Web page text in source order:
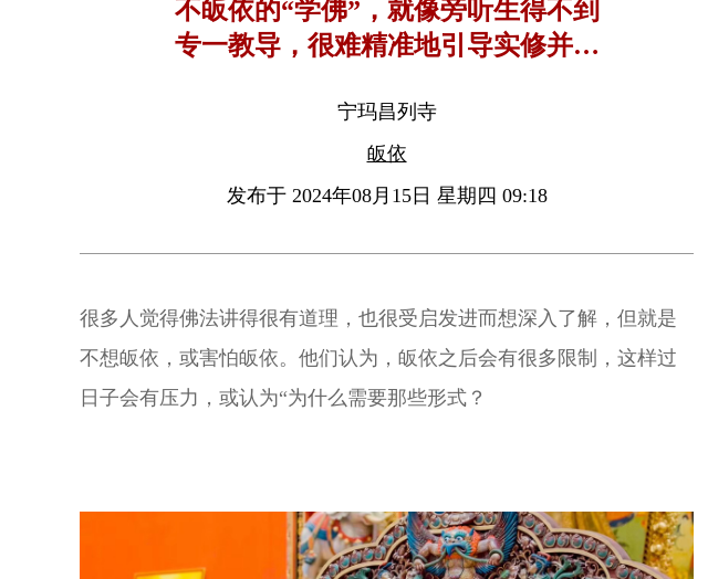
不皈依的“学佛”，就像旁听生得不到
专一教导，很难精准地引导实修并获
宁玛昌列寺
皈依
发布于 2024年08月15日 星期四 09:18
很多人觉得佛法讲得很有道理，也很受启发进而想深入了解，但就是
不想皈依，或害怕皈依。他们认为，皈依之后会有很多限制，这样过
日子会有压力，或认为“为什么需要那些形式？